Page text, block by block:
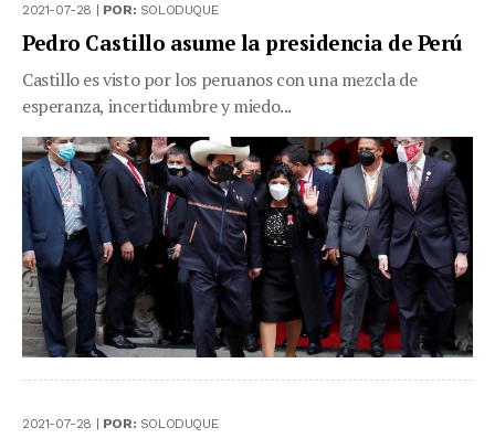
2021-07-28 | POR: SOLODUQUE
Pedro Castillo asume la presidencia de Perú
Castillo es visto por los peruanos con una mezcla de
esperanza, incertidumbre y miedo...
2021-07-28 | POR: SOLODUQUE